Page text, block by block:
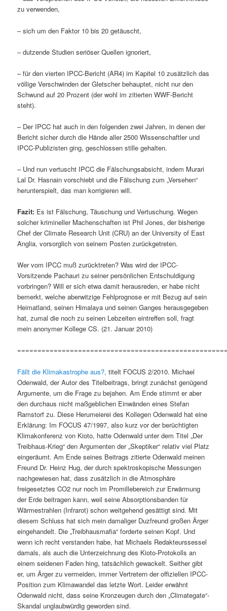
zu verwenden,
– sich um den Faktor 10 bis 20 getäuscht,
– dutzende Studien seriöser Quellen ignoriert,
– für den vierten IPCC-Bericht (AR4) im Kapitel 10 zusätzlich das
völlige Verschwinden der Gletscher behauptet, nicht nur den
Schwund auf 20 Prozent (der wohl im zitierten WWF-Bericht
steht).
– Der IPCC hat auch in den folgenden zwei Jahren, in denen der
Bericht sicher durch die Hände aller 2500 Wissenschaftler und
IPCC-Publizisten ging, geschlossen stille gehalten.
– Und nun vertuscht IPCC die Fälschungsabsicht, indem Murari
Lal Dr. Hasnain vorschiebt und die Fälschung zum „Versehen“
herunterspielt, das man korrigieren will.
Fazit: Es ist Fälschung, Täuschung und Vertuschung. Wegen
solcher krimineller Machenschaften ist Phil Jones, der bisherige
Chef der Climate Research Unit (CRU) an der University of East
Anglia, vorsorglich von seinem Posten zurückgetreten.
Wer vom IPCC muß zurücktreten? Was wird der IPCC-
Vorsitzende Pachauri zu seiner persönlichen Entschuldigung
vorbringen? Will er sich etwa damit herausreden, er habe nicht
bemerkt, welche aberwitzige Fehlprognose er mit Bezug auf sein
Heimatland, seinen Himalaya und seinen Ganges herausgegeben
hat, zumal die noch zu seinen Lebzeiten eintreffen soll, fragt
mein anonymer Kollege CS. (21. Januar 2010)
Fällt die Klimakastrophe aus?, titelt FOCUS 2/2010. Michael
Odenwald, der Autor des Titelbeitrags, bringt zunächst genügend
Argumente, um die Frage zu bejahen. Am Ende stimmt er aber
den durchaus nicht maßgeblichen Einwänden eines Stefan
Ramstorf zu. Diese Herumeierei des Kollegen Odenwald hat eine
Erklärung: Im FOCUS 47/1997, also kurz vor der berüchtigten
Klimakonferenz von Kioto, hatte Odenwald unter dem Titel „Der
Treibhaus-Krieg“ den Argumenten der „Skeptiker“ relativ viel Platz
eingeräumt. Am Ende seines Beitrags zitierte Odenwald meinen
Freund Dr. Heinz Hug, der durch spektroskopische Messungen
nachgewiesen hat, dass zusätzlich in die Atmosphäre
freigesetztes CO2 nur noch im Promillebereich zur Erwärmung
der Erde beitragen kann, weil seine Absorptionsbanden für
Wärmestrahlen (Infrarot) schon weitgehend gesättigt sind. Mit
diesem Schluss hat sich mein damaliger Duzfreund großen Ärger
eingehandelt. Die „Treibhausmafia“ forderte seinen Kopf. Und
wenn ich recht verstanden habe, hat Michaels Redakteurssessel
damals, als auch die Unterzeichnung des Kioto-Protokolls an
einem seidenen Faden hing, tatsächlich gewackelt. Seither gibt
er, um Ärger zu vermeiden, immer Vertretern der offiziellen IPCC-
Position zum Klimawandel das letzte Wort. Leider erwähnt
Odenwald nicht, dass seine Kronzeugen durch den „Climategate“-
Skandal unglaubwürdig geworden sind.